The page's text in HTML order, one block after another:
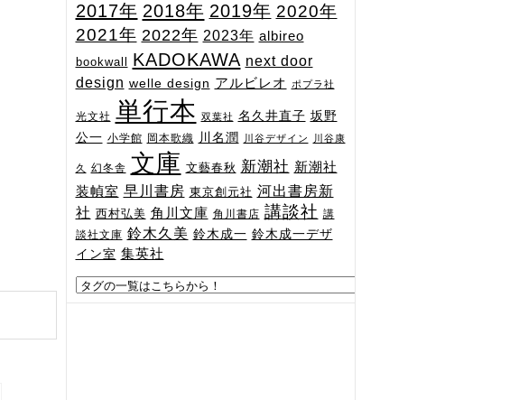
2017年 2018年 2019年 2020年
2021年 2022年 2023年 albireo
bookwall KADOKAWA next door
design welle design アルビレオ ポプラ社
光文社 単行本 双葉社 名久井直子 坂野
公一 小学館 岡本歌織 川名潤 川谷デザイン 川谷康
久 幻冬舎 文庫 文藝春秋 新潮社 新潮社
装幀室 早川書房 東京創元社 河出書房新
社 西村弘美 角川文庫 角川書店 講談社 講
談社文庫 鈴木久美 鈴木成一 鈴木成一デザ
イン室 集英社